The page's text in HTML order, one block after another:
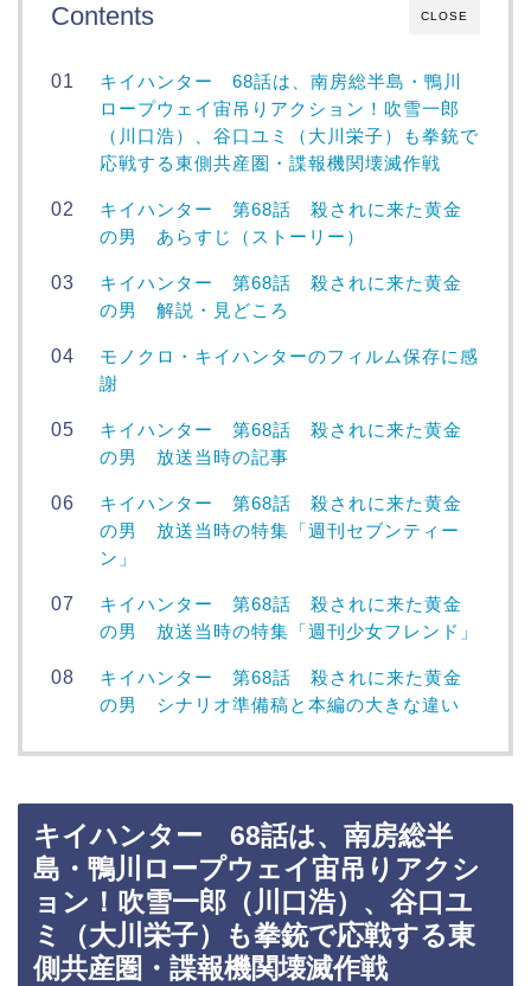
CLOSE
Contents
キイハンター 68話は、南房総半島・鴨川
ロープウェイ宙吊りアクション！吹雪一郎
（川口浩）、谷口ユミ（大川栄子）も拳銃で
応戦する東側共産圏・諜報機関壊滅作戦
キイハンター 第68話 殺されに来た黄金
の男 あらすじ（ストーリー）
キイハンター 第68話 殺されに来た黄金
の男 解説・見どころ
モノクロ・キイハンターのフィルム保存に感
謝
キイハンター 第68話 殺されに来た黄金
の男 放送当時の記事
キイハンター 第68話 殺されに来た黄金
の男 放送当時の特集「週刊セブンティー
ン」
キイハンター 第68話 殺されに来た黄金
の男 放送当時の特集「週刊少女フレンド」
キイハンター 第68話 殺されに来た黄金
の男 シナリオ準備稿と本編の大きな違い
キイハンター 68話は、南房総半
島・鴨川ロープウェイ宙吊りアクシ
ョン！吹雪一郎（川口浩）、谷口ユ
ミ（大川栄子）も拳銃で応戦する東
側共産圏・諜報機関壊滅作戦